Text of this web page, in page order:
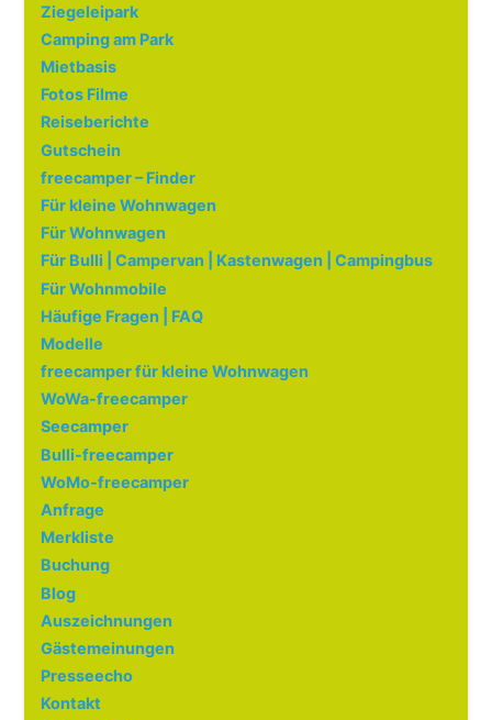
Ziegeleipark
Camping am Park
Mietbasis
Fotos Filme
Reiseberichte
Gutschein
freecamper – Finder
Für kleine Wohnwagen
Für Wohnwagen
Für Bulli | Campervan | Kastenwagen | Campingbus
Für Wohnmobile
Häufige Fragen | FAQ
Modelle
freecamper für kleine Wohnwagen
WoWa-freecamper
Seecamper
Bulli-freecamper
WoMo-freecamper
Anfrage
Merkliste
Buchung
Blog
Auszeichnungen
Gästemeinungen
Presseecho
Kontakt